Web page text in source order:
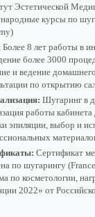
Эстетической
курсы по
Более 8 лет работы в
более 3000
и ведение
по открытию
Шугаринг в
работы
эпиляции, выбор и
Сертификат
по шугарингу
по косметологии,
2022» от